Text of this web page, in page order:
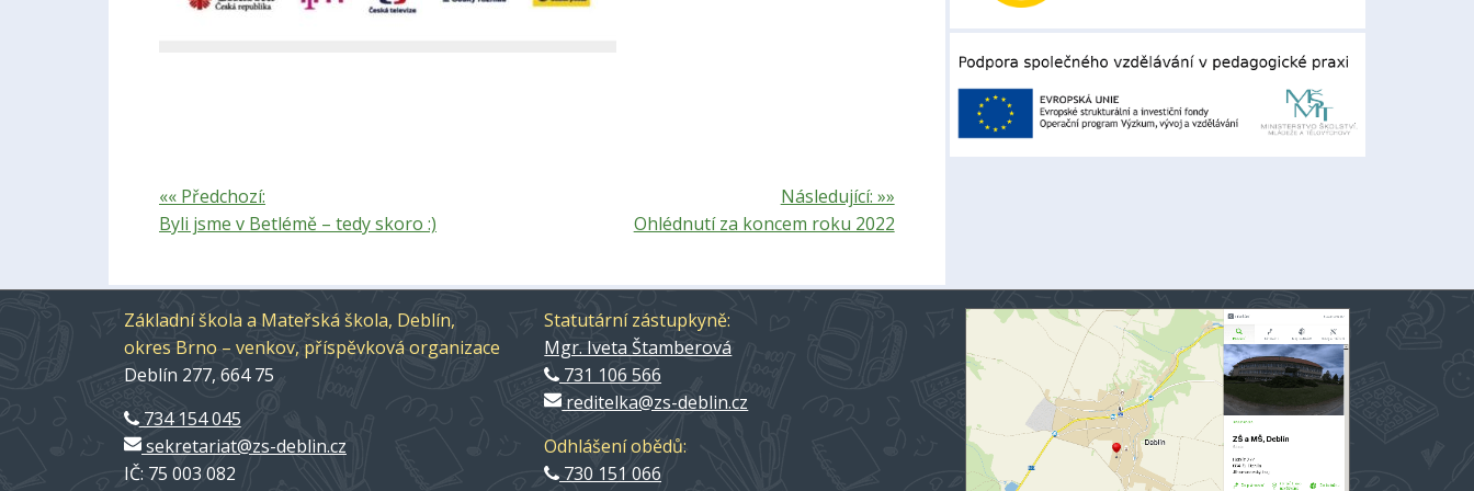
«« Předchozí:
Byli jsme v Betlémě – tedy skoro :)
Následující: »»
Ohlédnutí za koncem roku 2022
Základní škola a Mateřská škola, Deblín,
okres Brno – venkov, příspěvková organizace
Deblín 277, 664 75
734 154 045
sekretariat@zs-deblin.cz
IČ: 75 003 082
Statutární zástupkyně:
Mgr. Iveta Štamberová
731 106 566
reditelka@zs-deblin.cz
Odhlášení obědů:
730 151 066